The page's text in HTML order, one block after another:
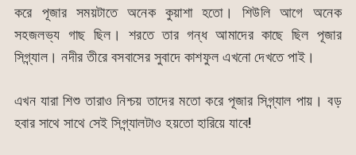
করে পূজার সময়টাতে অনেক কুয়াশা হতো। শিউলি আগে অনেক
সহজলভ্য গাছ ছিল। শরতে তার গন্ধ আমাদের কাছে ছিল পূজার
সিগ্ন্যাল। নদীর তীরে বসবাসের সুবাদে কাশফুল এখনো দেখতে পাই।
এখন যারা শিশু তারাও নিশ্চয় তাদের মতো করে পূজার সিগ্ন্যাল পায়। বড়
হবার সাথে সাথে সেই সিগ্ন্যালটাও হয়তো হারিয়ে যাবে!